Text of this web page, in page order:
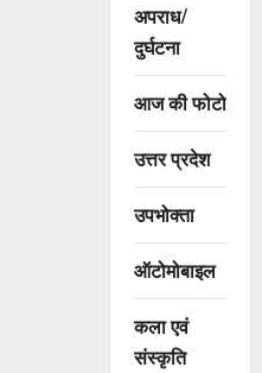
अपराध/
दुर्घटना
आज की फोटो
उत्तर प्रदेश
उपभोक्ता
ऑटोमोबाइल
कला एवं
संस्कृति